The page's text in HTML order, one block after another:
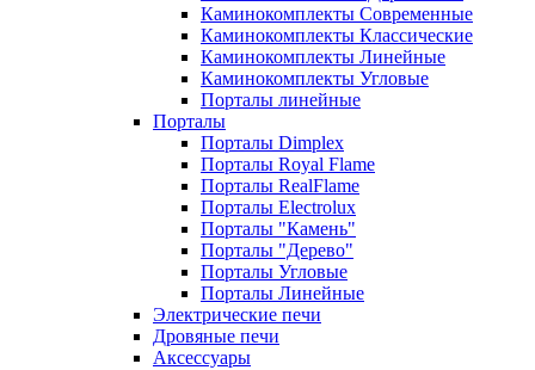
Каминокомплекты Современные
Каминокомплекты Классические
Каминокомплекты Линейные
Каминокомплекты Угловые
Порталы линейные
Порталы
Порталы Dimplex
Порталы Royal Flame
Порталы RealFlame
Порталы Electrolux
Порталы "Камень"
Порталы "Дерево"
Порталы Угловые
Порталы Линейные
Электрические печи
Дровяные печи
Аксессуары